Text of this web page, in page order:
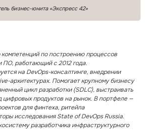
бизнес-юнита «Экспресс 42»
по построению процессов
ПО, работающий с 2012 года.
на DevOps⁠-⁠консалтинге, внедрении
⁠архитектурах. Помогает крупному бизнесу
цикл разработки (SDLC), выстраивать
цифровых продуктов на рынок. В портфеле —
для финтеха, ритейла
исследования State of DevOps Russia.
разработчика инфраструктурного